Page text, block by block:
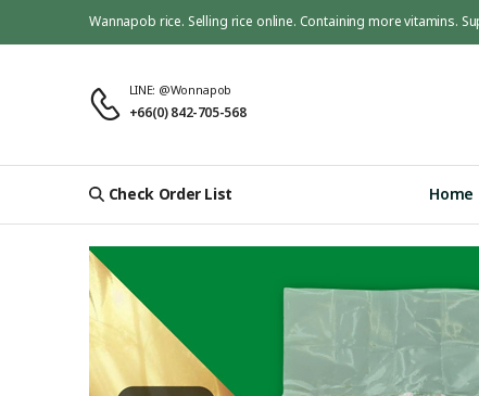
Wannapob rice. Selling rice online. Containing more vitamins.
LINE: @wonnapob
+66(0) 842-705-568
Check Order List Home